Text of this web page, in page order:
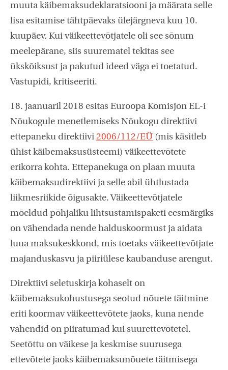
muuta käibemaksudeklaratsiooni ja määrata selle
lisa esitamise tähtpäevaks ülejärgneva kuu 10.
kuupäev. Kui väikeettevõtjatele oli see sõnum
meelepärane, siis suurematel tekitas see
ükskõiksust ja pakutud ideed väga ei toetatud.
Vastupidi, kritiseeriti.
18. jaanuaril 2018 esitas Euroopa Komisjon EL-i
Nõukogule menetlemiseks Nõukogu direktiivi
ettepaneku direktiivi 2006/112/EÜ (mis käsitleb
ühist käibemaksusüsteemi) väikeettevõtete
erikorra kohta. Ettepanekuga on plaan muuta
käibemaksudirektiivi ja selle abil ühtlustada
liikmesriikide õigusakte. Väikeettevõtjatele
mõeldud põhjaliku lihtsustamispaketi eesmärgiks
on vähendada nende halduskoormust ja aidata
luua maksukeskkond, mis toetaks väikeettevõtjate
majanduskasvu ja piiriülese kaubanduse arengut.
Direktiivi seletuskirja kohaselt on
käibemaksukohustusega seotud nõuete täitmine
eriti koormav väikeettevõtete jaoks, kuna nende
vahendid on piiratumad kui suurettevõtetel.
Seetõttu on väikese ja keskmise suurusega
ettevõtete jaoks käibemaksunõuete täitmisega